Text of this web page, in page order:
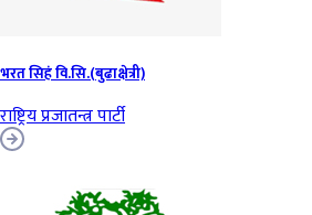
भरत सिहं वि.सि.(बुढाक्षेत्री)
राष्ट्रिय प्रजातन्त्र पार्टी